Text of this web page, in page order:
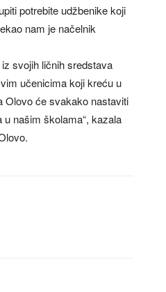
potrebite udžbenike koji
nam je načelnik
svojih ličnih sredstava
učenicima koji kreću u
Olovo će svakako nastaviti
našim školama“, kazala